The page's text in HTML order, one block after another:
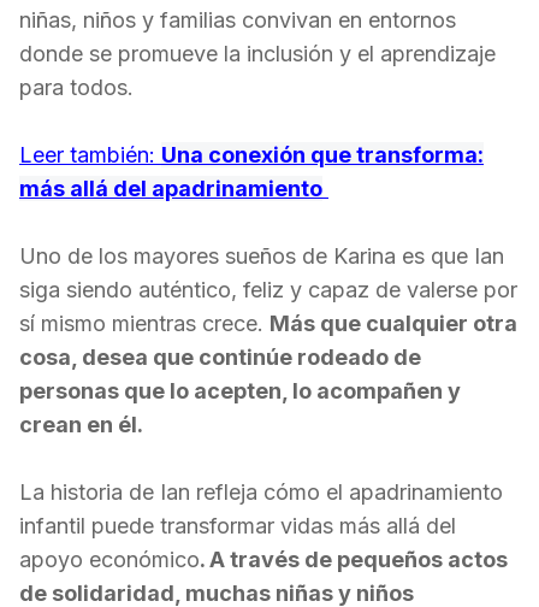
niñas, niños y familias convivan en entornos
donde se promueve la inclusión y el aprendizaje
para todos.
Leer también: Una conexión que transforma:
más allá del apadrinamiento
Uno de los mayores sueños de Karina es que Ian
siga siendo auténtico, feliz y capaz de valerse por
sí mismo mientras crece. Más que cualquier otra
cosa, desea que continúe rodeado de
personas que lo acepten, lo acompañen y
crean en él.
La historia de Ian refleja cómo el apadrinamiento
infantil puede transformar vidas más allá del
apoyo económico. A través de pequeños actos
de solidaridad, muchas niñas y niños